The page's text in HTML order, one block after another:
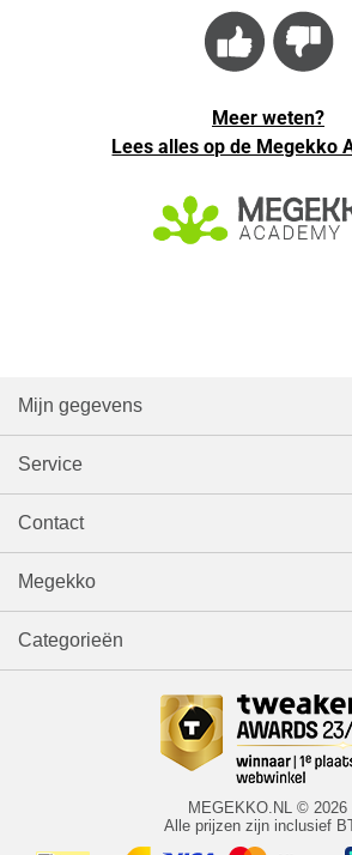
Meer weten?
Lees alles op de Megekko
Mijn gegevens
Service
Contact
Megekko
Categorieën
MEGEKKO.NL © 2026
Alle prijzen zijn inclusief